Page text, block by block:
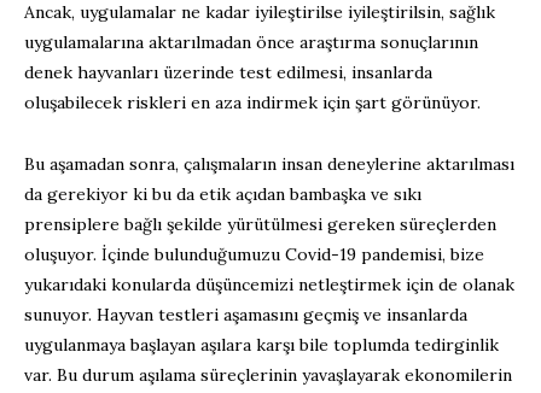
Ancak, uygulamalar ne kadar iyileştirilse iyileştirilsin, sağlık
uygulamalarına aktarılmadan önce araştırma sonuçlarının
denek hayvanları üzerinde test edilmesi, insanlarda
oluşabilecek riskleri en aza indirmek için şart görünüyor.
Bu aşamadan sonra, çalışmaların insan deneylerine aktarılması
da gerekiyor ki bu da etik açıdan bambaşka ve sıkı
prensiplere bağlı şekilde yürütülmesi gereken süreçlerden
oluşuyor. İçinde bulunduğumuzu Covid-19 pandemisi, bize
yukarıdaki konularda düşüncemizi netleştirmek için de olanak
sunuyor. Hayvan testleri aşamasını geçmiş ve insanlarda
uygulanmaya başlayan aşılara karşı bile toplumda tedirginlik
var. Bu durum aşılama süreçlerinin yavaşlayarak ekonomilerin